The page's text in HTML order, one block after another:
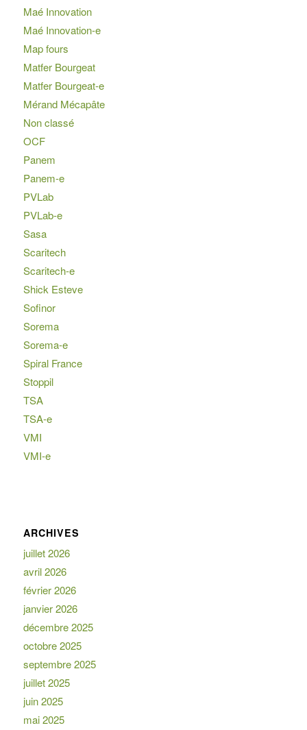
Maé Innovation
Maé Innovation-e
Map fours
Matfer Bourgeat
Matfer Bourgeat-e
Mérand Mécapâte
Non classé
OCF
Panem
Panem-e
PVLab
PVLab-e
Sasa
Scaritech
Scaritech-e
Shick Esteve
Sofinor
Sorema
Sorema-e
Spiral France
Stoppil
TSA
TSA-e
VMI
VMI-e
ARCHIVES
juillet 2026
avril 2026
février 2026
janvier 2026
décembre 2025
octobre 2025
septembre 2025
juillet 2025
juin 2025
mai 2025